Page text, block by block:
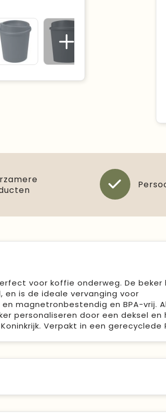
voor koffie onderweg. De
en is de ideale vervanging voor
magnetronbestendig en BPA-vrij.
personaliseren door een deksel en
Verpakt in een gerecyclede